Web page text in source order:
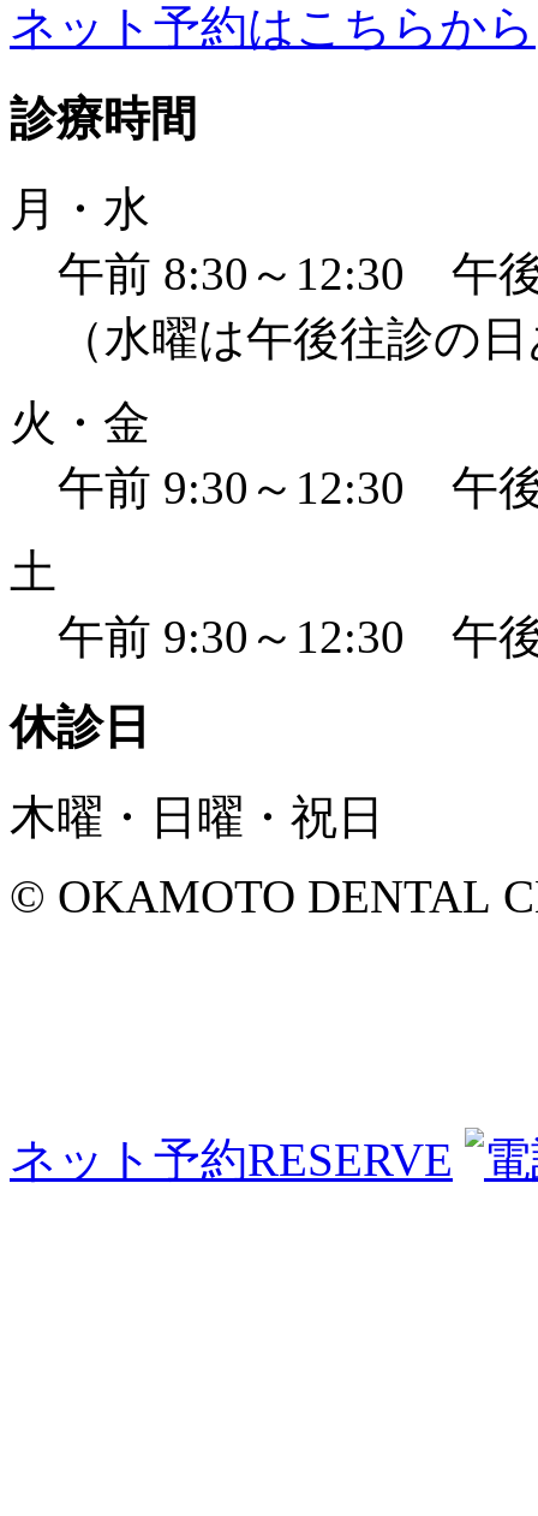
ネット予約はこちらから
診療時間
月・水
午前 8:30～12:30 午
（水曜は午後往診の
火・金
午前 9:30～12:30 午
土
午前 9:30～12:30 午
休診日
木曜・日曜・祝日
© OKAMOTO DENTAL
ネット予約RESERVE